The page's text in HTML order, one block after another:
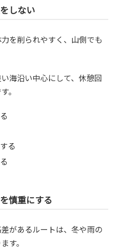
しない
を削られやすく、山側でも
海沿い中心にして、休憩回
。
る
慎重にする
があるルートは、冬や雨の
す。